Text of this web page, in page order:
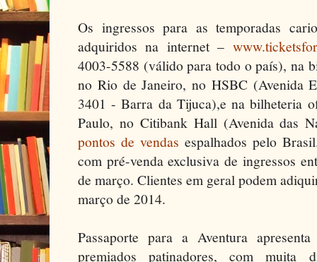
Os ingressos para as temporadas
adquiridos na internet –
4003-5588 (válido para todo o país), na
no Rio de Janeiro, no HSBC (Avenida
3401 - Barra da Tijuca),e na bilheteria
Paulo, no Citibank Hall (Avenida das
pontos de vendas espalhados pelo
com pré-venda exclusiva de ingressos
de março. Clientes em geral podem
março de 2014.
Passaporte para a Aventura
premiados patinadores, com muita